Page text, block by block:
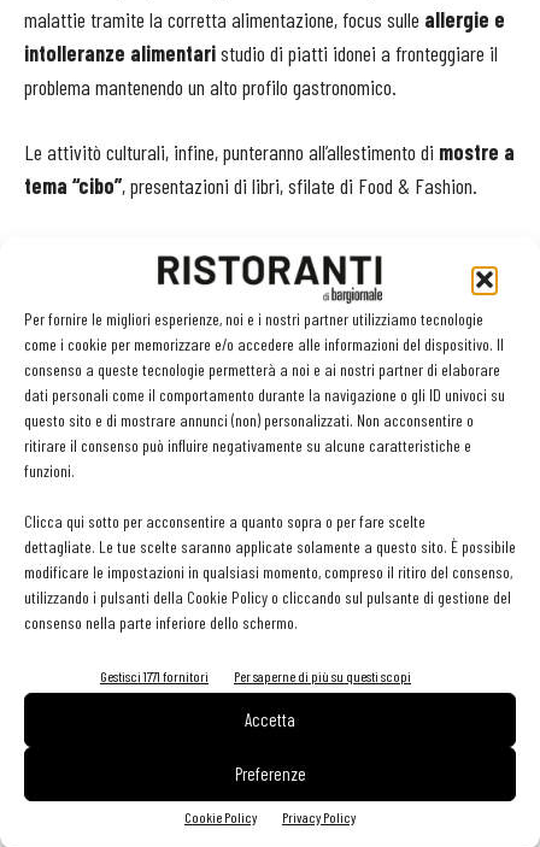
Per fornire le migliori esperienze, noi e i nostri partner utilizziamo tecnologie
come i cookie per memorizzare e/o accedere alle informazioni del dispositivo. Il
consenso a queste tecnologie permetterà a noi e ai nostri partner di elaborare
dati personali come il comportamento durante la navigazione o gli ID univoci su
questo sito e di mostrare annunci (non) personalizzati. Non acconsentire o
ritirare il consenso può influire negativamente su alcune caratteristiche e
funzioni.
Clicca qui sotto per acconsentire a quanto sopra o per fare scelte
dettagliate. Le tue scelte saranno applicate solamente a questo sito. È possibile
modificare le impostazioni in qualsiasi momento, compreso il ritiro del consenso,
utilizzando i pulsanti della Cookie Policy o cliccando sul pulsante di gestione del
consenso nella parte inferiore dello schermo.
Gestisci 1771 fornitori Per saperne di più su questi scopi
Accetta
Preferenze
Cookie Policy Privacy Policy
malattie tramite la corretta alimentazione, focus sulle allergie e
intolleranze alimentaristudio di piatti idonei a fronteggiare il
problema mantenendo un alto profilo gastronomico.
Le attivitò culturali, infine, punteranno all’allestimento di mostre a
tema “cibo”, presentazioni di libri, sfilate di Food & Fashion.
Facebook Twitter
LEGGI ANCHE
Ampliare l’attività del ristorante al catering? Sì, ma la
scelta giusta è puntare sul premium
Aperti per ferie. Buoni indirizzi da Nord a Sud per
vacanza)
esteso e tessera gratuita per i professionisti
HoReCa